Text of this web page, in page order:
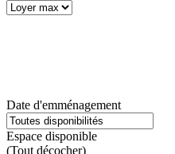
Date d'emménagement
Espace disponible
(Tout décocher)